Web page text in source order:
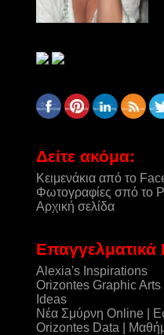
Δείτε ακόμα:
Κειμενάκια από το
Φωτογραφίες σπό το
Αρχική σελίδα
Επαγγελματικά
Alexia's Inspirations
Orizontes Graphic
Ideas
Νέα Σμύρνη Online |
Orizontes Data |